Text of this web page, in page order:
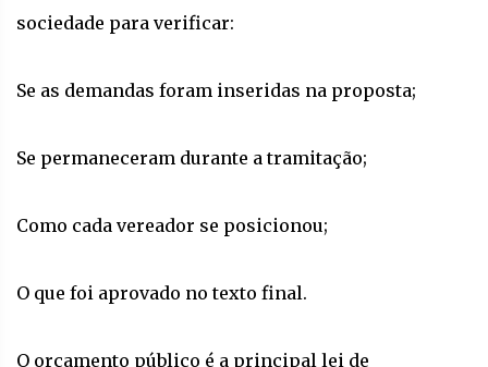
sociedade para verificar:
Se as demandas foram inseridas na proposta;
Se permaneceram durante a tramitação;
Como cada vereador se posicionou;
O que foi aprovado no texto final.
O orçamento público é a principal lei de